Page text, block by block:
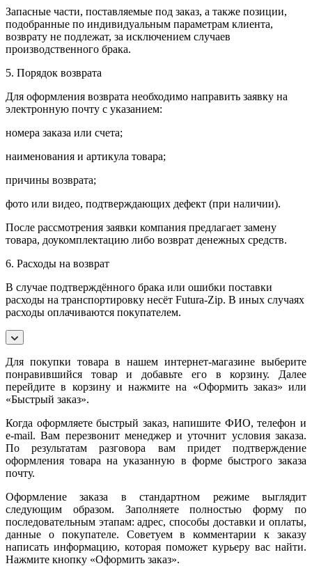
Запасные части, поставляемые под заказ, а также позиции,
подобранные по индивидуальным параметрам клиента,
возврату не подлежат, за исключением случаев
производственного брака.
5. Порядок возврата
Для оформления возврата необходимо направить заявку на
электронную почту с указанием:
номера заказа или счета;
наименования и артикула товара;
причины возврата;
фото или видео, подтверждающих дефект (при наличии).
После рассмотрения заявки компания предлагает замену
товара, доукомплектацию либо возврат денежных средств.
6. Расходы на возврат
В случае подтверждённого брака или ошибки поставки
расходы на транспортировку несёт Futura-Zip. В иных случаях
расходы оплачиваются покупателем.
Для покупки товара в нашем интернет-магазине выберите
понравившийся товар и добавьте его в корзину. Далее
перейдите в корзину и нажмите на «Оформить заказ» или
«Быстрый заказ».
Когда оформляете быстрый заказ, напишите ФИО, телефон и
e-mail. Вам перезвонит менеджер и уточнит условия заказа.
По результатам разговора вам придет подтверждение
оформления товара на указанную в форме быстрого заказа
почту.
Оформление заказа в стандартном режиме выглядит
следующим образом. Заполняете полностью форму по
последовательным этапам: адрес, способы доставки и оплаты,
данные о покупателе. Советуем в комментарии к заказу
написать информацию, которая поможет курьеру вас найти.
Нажмите кнопку «Оформить заказ».